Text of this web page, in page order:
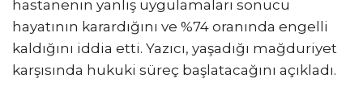
hastanenin yanlış uygulamaları sonucu
hayatının karardığını ve %74 oranında engelli
kaldığını iddia etti. Yazıcı, yaşadığı mağduriyet
karşısında hukuki süreç başlatacağını açıkladı.